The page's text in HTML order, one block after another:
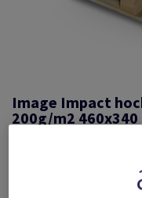
Image Impact
200g/m2 460x340